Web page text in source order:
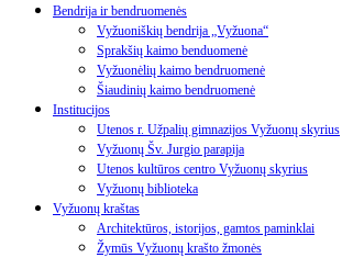
Bendrija ir bendruomenės
Vyžuoniškių bendrija „Vyžuona“
Sprakšių kaimo benduomenė
Vyžuonėlių kaimo bendruomenė
Šiaudinių kaimo bendruomenė
Institucijos
Utenos r. Užpalių gimnazijos Vyžuonų skyrius
Vyžuonų Šv. Jurgio parapija
Utenos kultūros centro Vyžuonų skyrius
Vyžuonų biblioteka
Vyžuonų kraštas
Architektūros, istorijos, gamtos paminklai
Žymūs Vyžuonų krašto žmonės